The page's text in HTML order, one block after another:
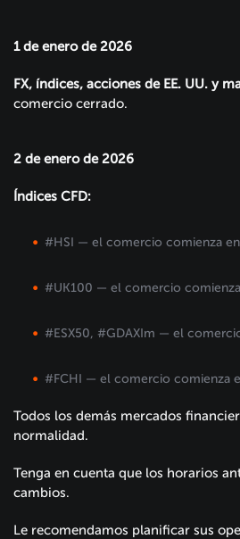
1 de enero de 2026
FX, índices, acciones de EE. UU. y
comercio cerrado.
2 de enero de 2026
Índices CFD:
#HSI — el comercio comienza en
#UK100 — el comercio
#ESX50, #GDAXIm — el
#FCHI — el comercio comienza
Todos los demás mercados
normalidad.
Tenga en cuenta que los horarios
cambios.
Le recomendamos planificar sus